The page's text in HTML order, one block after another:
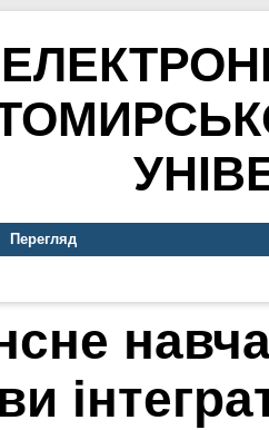
Перегляд